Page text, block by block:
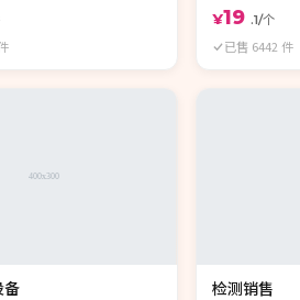
¥19 .1/个
已售 6442 件
备 检测销售